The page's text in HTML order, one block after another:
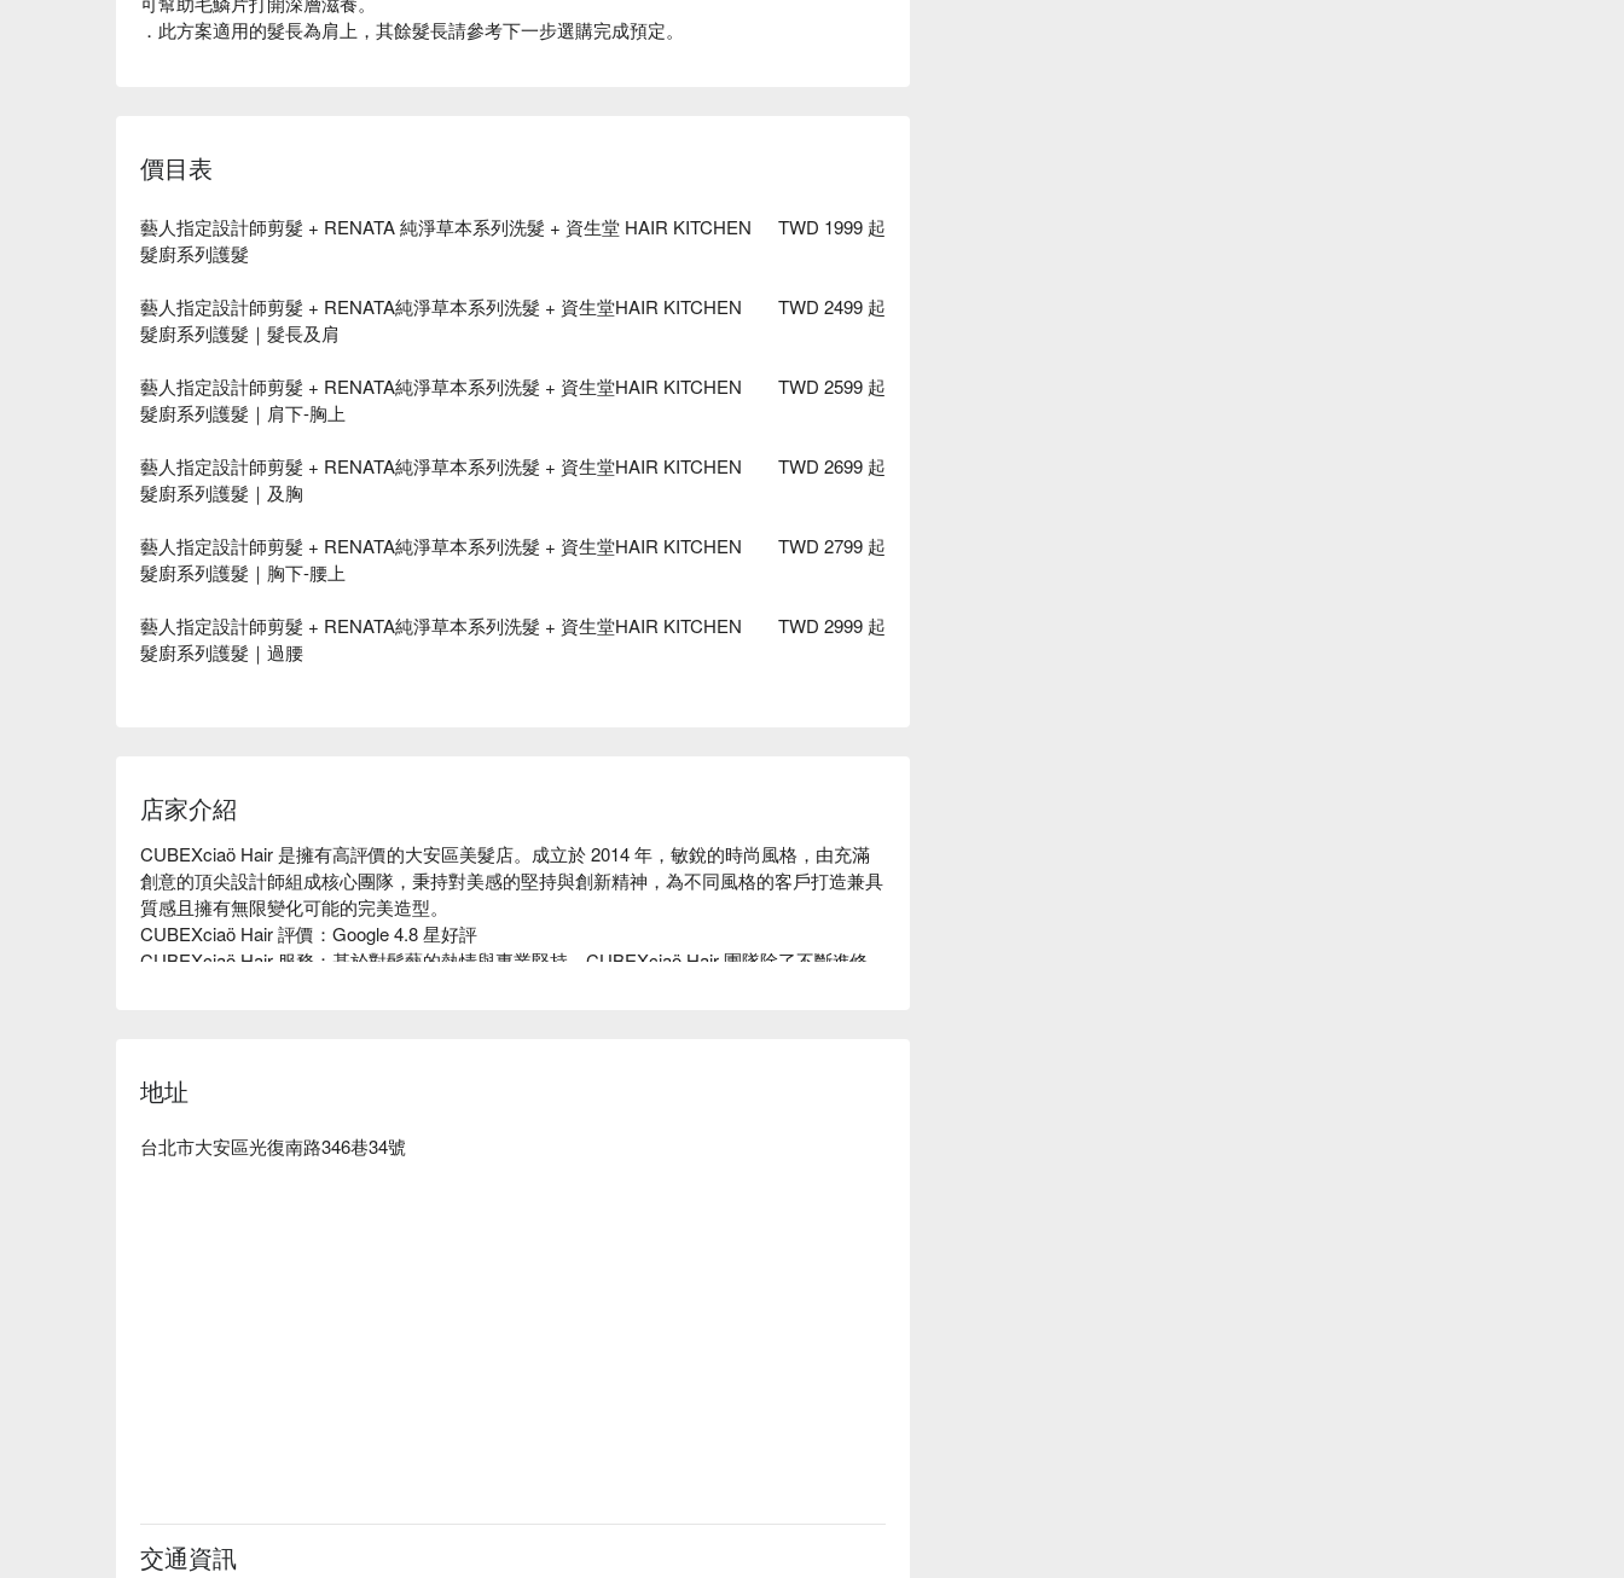
．此方案適用的髮長為肩上，其餘髮長請參考下一步選購完成預定。
價目表
藝人指定設計師剪髮 + RENATA 純淨草本系列洗髮 + 資生堂 HAIR KITCHEN
髮廚系列護髮
TWD 1999 起
藝人指定設計師剪髮 + RENATA純淨草本系列洗髮 + 資生堂HAIR KITCHEN
髮廚系列護髮｜髮長及肩
TWD 2499 起
藝人指定設計師剪髮 + RENATA純淨草本系列洗髮 + 資生堂HAIR KITCHEN
髮廚系列護髮｜肩下-胸上
TWD 2599 起
藝人指定設計師剪髮 + RENATA純淨草本系列洗髮 + 資生堂HAIR KITCHEN
髮廚系列護髮｜及胸
TWD 2699 起
藝人指定設計師剪髮 + RENATA純淨草本系列洗髮 + 資生堂HAIR KITCHEN
髮廚系列護髮｜胸下-腰上
TWD 2799 起
藝人指定設計師剪髮 + RENATA純淨草本系列洗髮 + 資生堂HAIR KITCHEN
髮廚系列護髮｜過腰
TWD 2999 起
店家介紹
CUBEXciaö Hair 是擁有高評價的大安區美髮店。成立於 2014 年，敏銳的時尚風格，由充滿
創意的頂尖設計師組成核心團隊，秉持對美感的堅持與創新精神，為不同風格的客戶打造兼具
質感且擁有無限變化可能的完美造型。
CUBEXciaö Hair 評價：Google 4.8 星好評
CUBEXciaö Hair 服務：基於對髮藝的熱情與專業堅持，CUBEXciaö Hair 團隊除了不斷進修
的溝通與貼心的服務，讓每個客戶擁有屬於自己的美好造型體驗。
地址
台北市大安區光復南路346巷34號
交通資訊